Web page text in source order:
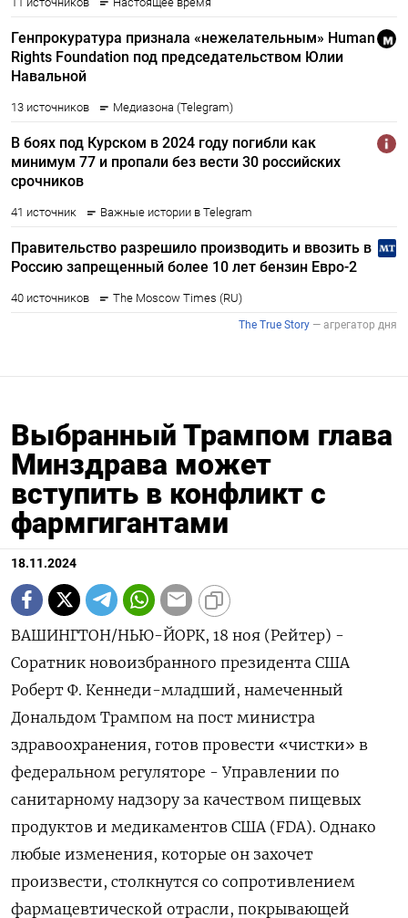
Выбранный Трампом глава
Минздрава может
вступить в конфликт с
фармгигантами
18.11.2024
ВАШИНГТОН/НЬЮ-ЙОРК, 18 ноя (Рейтер) -
Соратник новоизбранного президента США
Роберт Ф. Кеннеди-младший, намеченный
Дональдом Трампом на пост министра
здравоохранения, готов провести «чистки» в
федеральном регуляторе - Управлении по
санитарному надзору за качеством пищевых
продуктов и медикаментов США (FDA). Однако
любые изменения, которые он захочет
произвести, столкнутся со сопротивлением
фармацевтической отрасли, покрывающей